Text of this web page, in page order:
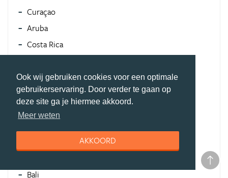
Ook wij gebruiken cookies voor een optimale
gebruikerservaring. Door verder te gaan op
deze site ga je hiermee akkoord.
Meer weten
AKKOORD
Curaçao
Aruba
Costa Rica
Belize
Guatemala
Honduras
Bali